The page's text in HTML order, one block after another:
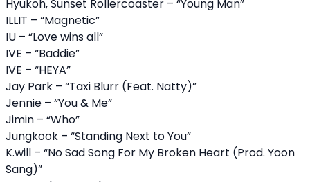
Hyukoh, Sunset Rollercoaster – “Young Man”
ILLIT – “Magnetic”
IU – “Love wins all”
IVE – “Baddie”
IVE – “HEYA”
Jay Park – “Taxi Blurr (Feat. Natty)”
Jennie – “You & Me”
Jimin – “Who”
Jungkook – “Standing Next to You”
K.will – “No Sad Song For My Broken Heart (Prod. Yoon
Sang)”